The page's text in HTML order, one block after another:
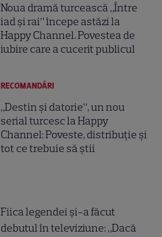
Noua dramă turcească „Între
iad și rai” începe astăzi la
Happy Channel. Povestea de
iubire care a cucerit publicul
RECOMANDĂRI
„Destin și datorie”, un nou
serial turcesc la Happy
Channel: Poveste, distribuție și
tot ce trebuie să știi
Fiica legendei și-a făcut
debutul în televiziune: „Dacă